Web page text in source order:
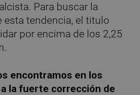
Para buscar la
esta tendencia, el titulo
por encima de los 2,25
encontramos en los
la fuerte corrección de